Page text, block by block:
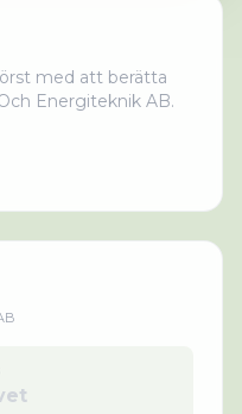
med att berätta
Energiteknik AB.